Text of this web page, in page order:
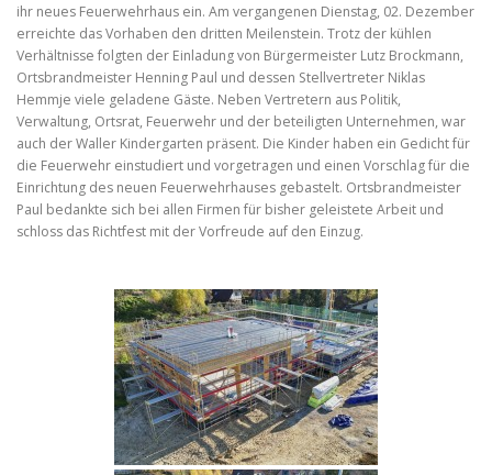
ihr neues Feuerwehrhaus ein. Am vergangenen Dienstag, 02. Dezember
erreichte das Vorhaben den dritten Meilenstein. Trotz der kühlen
Verhältnisse folgten der Einladung von Bürgermeister Lutz Brockmann,
Ortsbrandmeister Henning Paul und dessen Stellvertreter Niklas
Hemmje viele geladene Gäste. Neben Vertretern aus Politik,
Verwaltung, Ortsrat, Feuerwehr und der beteiligten Unternehmen, war
auch der Waller Kindergarten präsent. Die Kinder haben ein Gedicht für
die Feuerwehr einstudiert und vorgetragen und einen Vorschlag für die
Einrichtung des neuen Feuerwehrhauses gebastelt. Ortsbrandmeister
Paul bedankte sich bei allen Firmen für bisher geleistete Arbeit und
schloss das Richtfest mit der Vorfreude auf den Einzug.